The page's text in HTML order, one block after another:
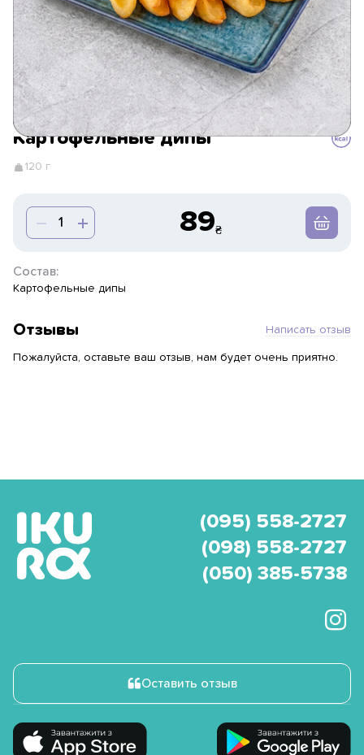
Картофельные дипы
120 г
89
Состав:
Картофельные дипы
Отзывы Написать отзыв
Пожалуйста, оставьте ваш отзыв, нам будет очень приятно.
(095) 558-2727
(098) 558-2727
(050) 385-5738
Оставить отзыв